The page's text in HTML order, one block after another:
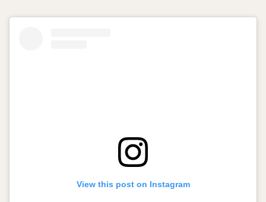
View this post on Instagram